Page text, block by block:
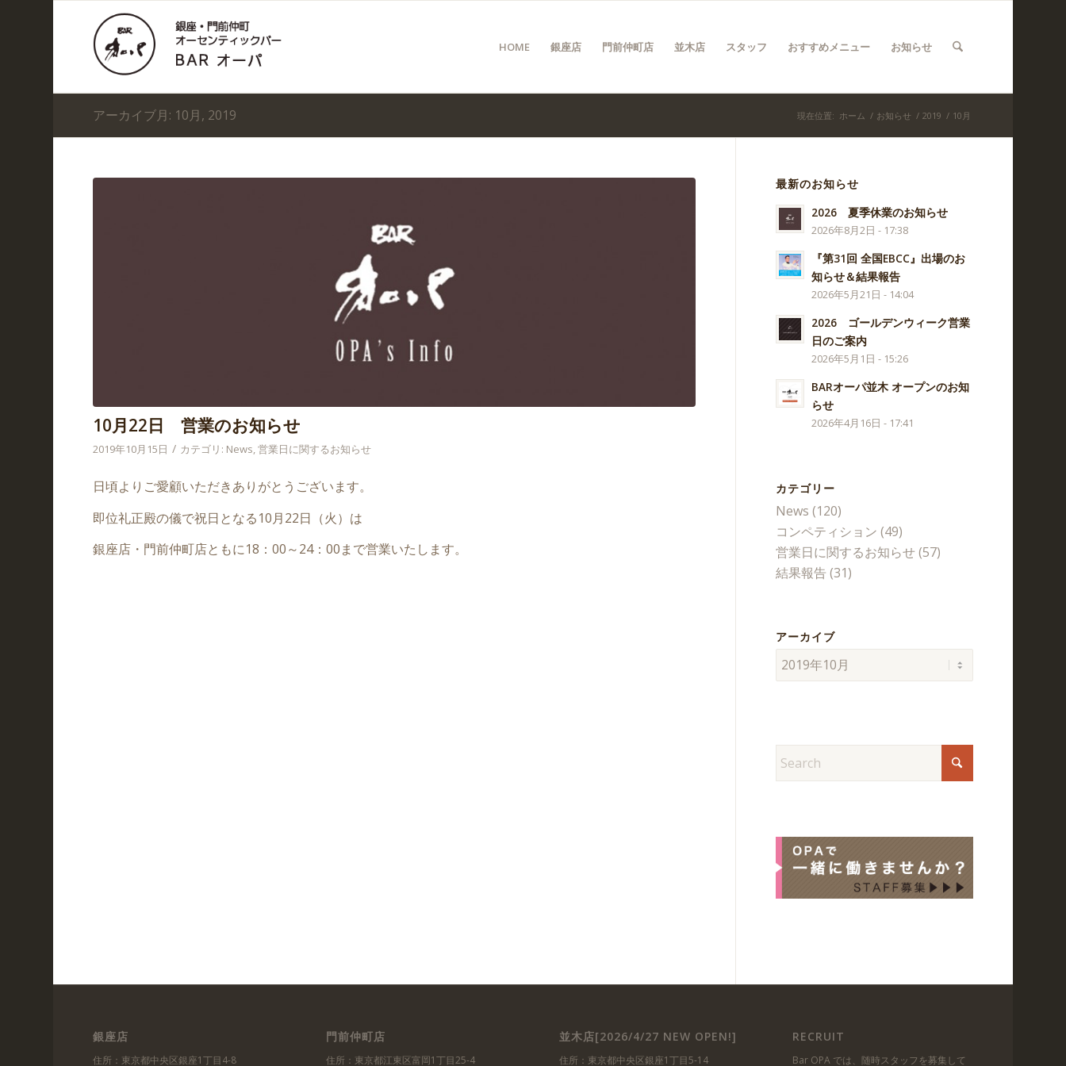
HOME 銀座店 門前仲町店 並木店 スタッフ おすすめメニュー お知らせ
アーカイブ月: 10月, 2019 現在位置: ホーム / お知らせ / 2019 / 10月
10月22日 営業のお知らせ
2019年10月15日 / カテゴリ: News,営業日に関するお知らせ
日頃よりご愛顧いただきありがとうございます。
即位礼正殿の儀で祝日となる10月22日（火）は
銀座店・門前仲町店ともに18：00～24：00まで営業いたします。
最新のお知らせ
2026 夏季休業のお知らせ
2026年8月2日 - 17:38
『第31回 全国EBCC』出場のお
知らせ＆結果報告
2026年5月21日 - 14:04
2026 ゴールデンウィーク営業
日のご案内
2026年5月1日 - 15:26
BARオーパ並木 オープンのお知
らせ
2026年4月16日 - 17:41
カテゴリー
News (120)
コンペティション (49)
営業日に関するお知らせ(57)
結果報告 (31)
アーカイブ
銀座店
住所：東京都中央区銀座1丁目4-8
門前仲町店
住所：東京都江東区富岡1丁目25-4
並木店[2026/4/27 NEW OPEN!]
住所：東京都中央区銀座1丁目5-14
RECRUIT
Bar OPA では、随時スタッフを募集して